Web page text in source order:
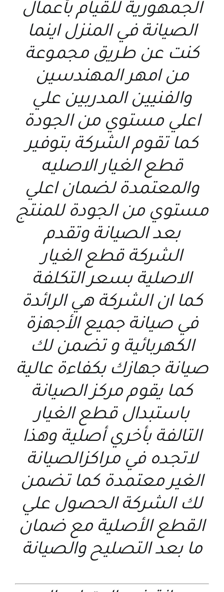
الجمهورية للقيام بأعمال
الصيانة في المنزل اينما
كنت عن طريق مجموعة
من امهر المهندسين
والفنيين المدربين علي
اعلي مستوي من الجودة
كما تقوم الشركة بتوفير
قطع الغيار الاصليه
والمعتمدة لضمان اعلي
مستوي من الجودة للمنتج
بعد الصيانة وتقدم
الشركة قطع الغيار
الاصلية بسعر التكلفة
كما ان الشركة هي الرائدة
في صيانة جميع الأجهزة
الكهربائية و تضمن لك
صيانة جهازك بكفاءة عالية
كما يقوم مركز الصيانة
باستبدال قطع الغيار
التالفة بأخري أصلية وهذا
لاتجده في مراكزالصيانة
الغير معتمدة كما تضمن
لك الشركة الحصول علي
القطع الأصلية مع ضمان
ما بعد التصليح والصيانة